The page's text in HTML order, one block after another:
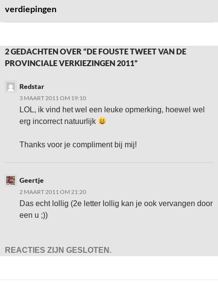
verdiepingen
2 GEDACHTEN OVER “DE FOUSTE TWEET VAN DE
PROVINCIALE VERKIEZINGEN 2011”
Redstar
3 MAART 2011 OM 19:10
LOL, ik vind het wel een leuke opmerking, hoewel wel
erg incorrect natuurlijk
Thanks voor je compliment bij mij!
Geertje
2 MAART 2011 OM 21:20
Das echt lollig (2e letter lollig kan je ook vervangen door
een u ;))
REACTIES ZIJN GESLOTEN.